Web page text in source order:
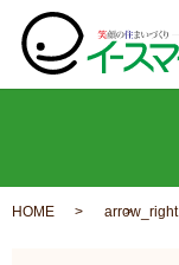
HOME arrow_right